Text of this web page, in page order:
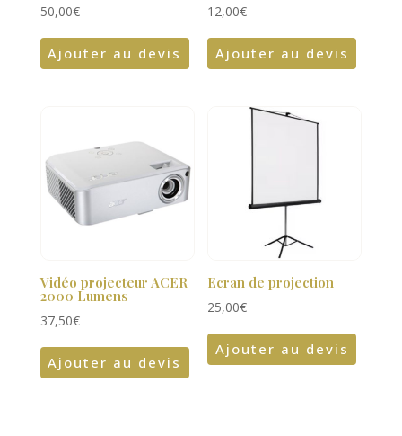
50,00€
Ajouter au devis
12,00€
Ajouter au devis
Vidéo projecteur ACER
2000 Lumens
37,50€
Ajouter au devis
Ecran de projection
25,00€
Ajouter au devis